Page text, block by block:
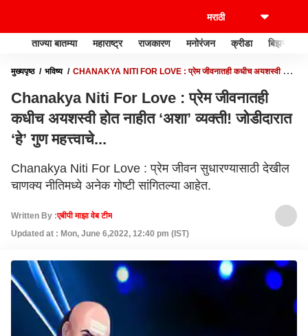
ताज्या बातम्या महाराष्ट्र राजकारण मनोरंजन क्रीडा बिझनेस
मुख्यपृष्ठ भविष्य
CHANAKYA NITI FOR LOVE : प्रेम जीवनातही कधीच अयशस्वी होत
Chanakya Niti For Love : प्रेम जीवनातही
कधीच अयशस्वी होत नाहीत ‘अशा’ व्यक्ती! जोडीदारात
‘हे’ गुण महत्त्वाचे...
Chanakya Niti For Love : प्रेम जीवन सुधारण्यासाठी देखील
चाणक्य नीतिमध्ये अनेक गोष्टी सांगितल्या आहेत.
Written By :एबीपी माझा वेब टीम
Updated at : Mon, June 6,2022, 12:40 pm (IST)